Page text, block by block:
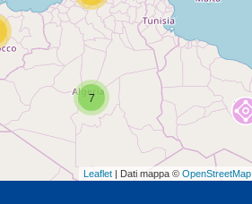
7
Leaflet | Dati mappa © OpenStreetMap